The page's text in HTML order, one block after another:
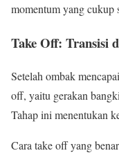
momentum yang cukup
Take Off: Transisi
Setelah ombak
off, yaitu gerakan
Tahap ini menentukan
Cara take off yang